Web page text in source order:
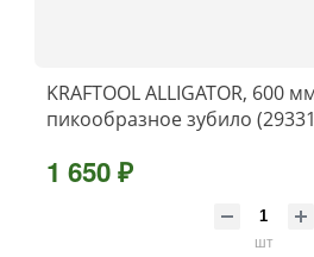
KRAFTOOL ALLIGATOR, 600
пикообразное зубило
1 650 ₽
шт